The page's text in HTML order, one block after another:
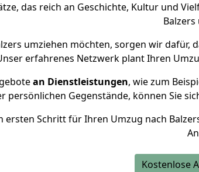
das reich an Geschichte, Kultur und
umziehen möchten, sorgen wir dafür,
erfahrenes Netzwerk plant Ihren
an Dienstleistungen, wie zum
persönlichen Gegenstände, können Sie
ersten Schritt für Ihren Umzug nach
Kostenlose